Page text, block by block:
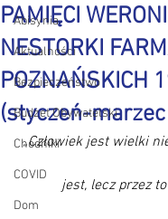
Abisynia
Aktualności
Bezpieczeństwo
Budżet Obywatelski
Chodniki
COVID
Dom
PAMIĘCI
NESTORKI
POZNAŃSKICH
(styczeń-
„Człowiek jest wielki
jest, lecz przez